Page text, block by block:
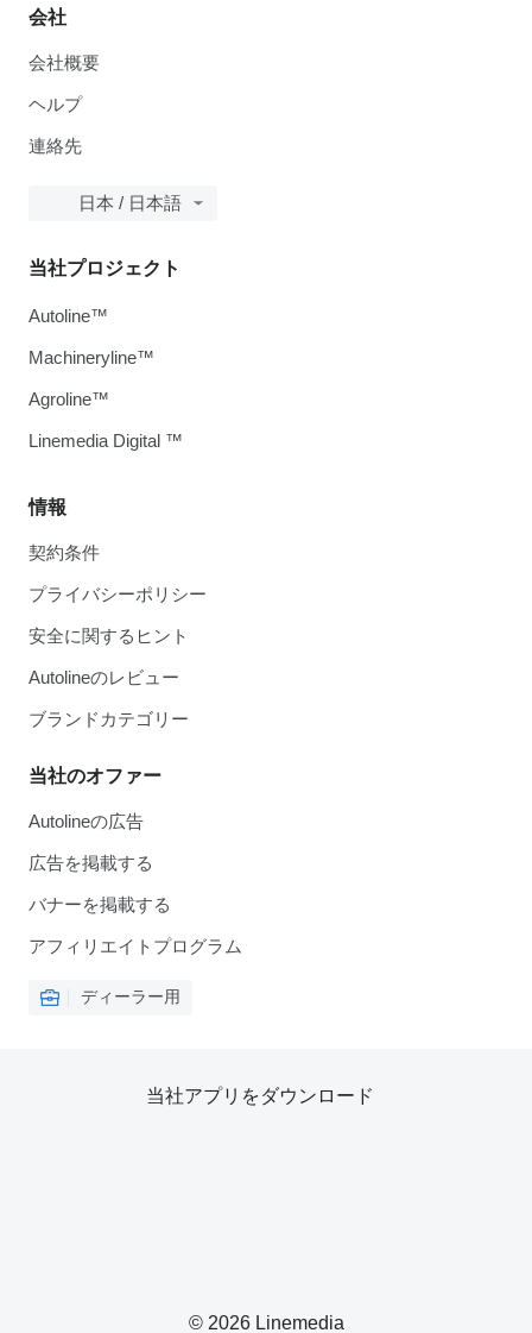
会社
会社概要
ヘルプ
連絡先
日本 / 日本語
情報
契約条件
プライバシーポリシー
安全に関するヒント
Autolineのレビュー
ブランドカテゴリー
当社のオファー
Autolineの広告
広告を掲載する
バナーを掲載する
アフィリエイトプログラム
ディーラー用
当社プロジェクト
Autoline™
Machineryline™
Agroline™
Linemedia Digital ™
© 2026 Linemedia
当社アプリをダウンロード